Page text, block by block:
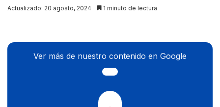
on
Actualizado: 20 agosto, 2024 1 minuto de lectura
Ver más de nuestro contenido en Google